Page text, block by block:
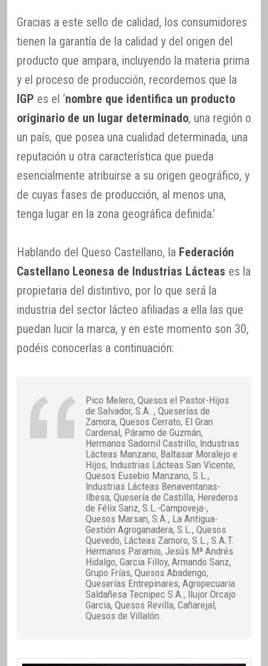
Gracias a este sello de calidad, los consumidores
tienen la garantía de la calidad y del origen del
producto que ampara, incluyendo la materia prima
y el proceso de producción, recordemos que la
IGP es el ‘nombre que identifica un producto
originario de un lugar determinado, una región o
un país, que posea una cualidad determinada, una
reputación u otra característica que pueda
esencialmente atribuirse a su origen geográfico, y
de cuyas fases de producción, al menos una,
tenga lugar en la zona geográfica definida.’
Hablando del Queso Castellano, la Federación
Castellano Leonesa de Industrias Lácteas es la
propietaria del distintivo, por lo que será la
industria del sector lácteo afiliadas a ella las que
puedan lucir la marca, y en este momento son 30,
podéis conocerlas a continuación:
Pico Melero, Quesos el Pastor-Hijos
de Salvador, S.A. , Queserías de
Zamora, Quesos Cerrato, El Gran
Cardenal, Páramo de Guzmán,
Hermanos Sadornil Castrillo, Industrias
Lácteas Manzano, Baltasar Moralejo e
Hijos, Industrias Lácteas San Vicente,
Quesos Eusebio Manzano, S.L.,
Industrias Lácteas Benaventanas-
Ilbesa, Quesería de Castilla, Herederos
de Félix Sanz, S.L.-Campoveja-,
Quesos Marsan, S.A., La Antigua-
Gestión Agroganadera, S.L., Quesos
Quevedo, Lácteas Zamoro, S.L., S.A.T.
Hermanos Paramio, Jesús Mª Andrés
Hidalgo, Garcia Filloy, Armando Sanz,
Grupo Frías, Quesos Abadengo,
Queserías Entrepinares, Agropecuaria
Saldañesa Tecnipec S.A., Ilujor Orcajo
Garcia, Quesos Revilla, Cañarejal,
Quesos de Villalón.